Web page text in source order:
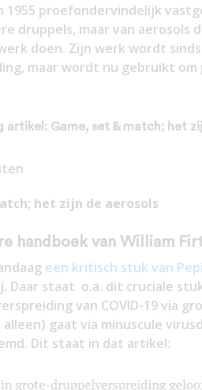
1955 proefondervindelijk
druppels, maar van aerosols
doen. Zijn werk wordt
maar wordt nu gebruikt
artikel: Game, set & match; het
het zijn de aerosols
handboek van William
een kritisch stuk van
Daar staat o.a. dit cruciale
van COVID-19 via
gaat via minuscule
Dit staat in dat artikel: